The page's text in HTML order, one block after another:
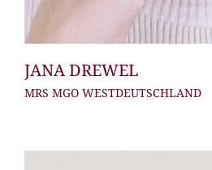
JANA DREWEL
MRS MGO WESTDEUTSCHLAND